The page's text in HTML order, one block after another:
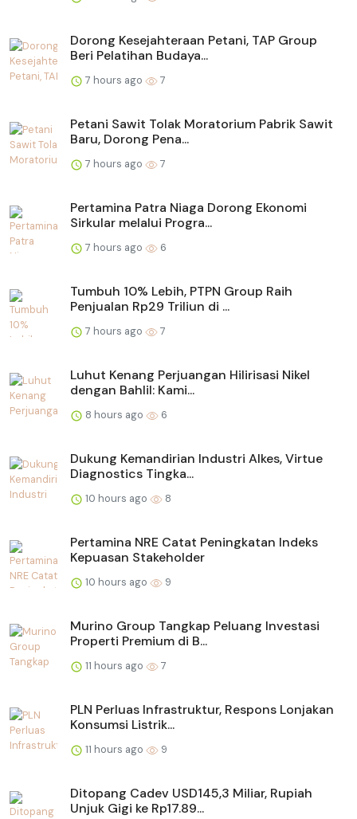
Dorong Kesejahteraan Petani, TAP Group
Beri Pelatihan Budaya...
7 hours ago 7
Petani Sawit Tolak Moratorium Pabrik Sawit
Baru, Dorong Pena...
7 hours ago 7
Pertamina Patra Niaga Dorong Ekonomi
Sirkular melalui Progra...
7 hours ago 6
Tumbuh 10% Lebih, PTPN Group Raih
Penjualan Rp29 Triliun di ...
7 hours ago 7
Luhut Kenang Perjuangan Hilirisasi Nikel
dengan Bahlil: Kami...
8 hours ago 6
Dukung Kemandirian Industri Alkes, Virtue
Diagnostics Tingka...
10 hours ago 8
Pertamina NRE Catat Peningkatan Indeks
Kepuasan Stakeholder
10 hours ago 9
Murino Group Tangkap Peluang Investasi
Properti Premium di B...
11 hours ago 7
PLN Perluas Infrastruktur, Respons Lonjakan
Konsumsi Listrik...
11 hours ago 9
Ditopang Cadev USD145,3 Miliar, Rupiah
Unjuk Gigi ke Rp17.89...